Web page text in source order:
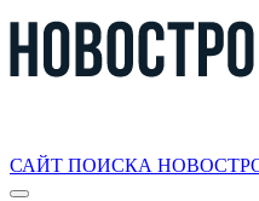
САЙТ ПОИСКА